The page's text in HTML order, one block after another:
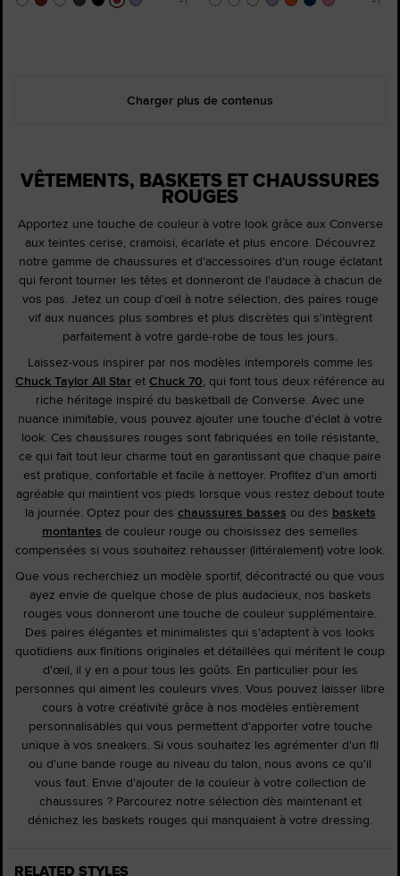
Charger plus de contenus
VÊTEMENTS, BASKETS ET CHAUSSURES
ROUGES
Apportez une touche de couleur à votre look grâce aux Converse
aux teintes cerise, cramoisi, écarlate et plus encore. Découvrez
notre gamme de chaussures et d'accessoires d'un rouge éclatant
qui feront tourner les têtes et donneront de l'audace à chacun de
vos pas. Jetez un coup d'œil à notre sélection, des paires rouge
vif aux nuances plus sombres et plus discrètes qui s'intègrent
parfaitement à votre garde-robe de tous les jours.
Laissez-vous inspirer par nos modèles intemporels comme les
Chuck Taylor All Star et Chuck 70, qui font tous deux référence au
riche héritage inspiré du basketball de Converse. Avec une
nuance inimitable, vous pouvez ajouter une touche d'éclat à votre
look. Ces chaussures rouges sont fabriquées en toile résistante,
ce qui fait tout leur charme tout en garantissant que chaque paire
est pratique, confortable et facile à nettoyer. Profitez d'un amorti
agréable qui maintient vos pieds lorsque vous restez debout toute
la journée. Optez pour des chaussures basses ou des baskets
montantes de couleur rouge ou choisissez des semelles
compensées si vous souhaitez rehausser (littéralement) votre look.
Que vous recherchiez un modèle sportif, décontracté ou que vous
ayez envie de quelque chose de plus audacieux, nos baskets
rouges vous donneront une touche de couleur supplémentaire.
Des paires élégantes et minimalistes qui s'adaptent à vos looks
quotidiens aux finitions originales et détaillées qui méritent le coup
d'œil, il y en a pour tous les goûts. En particulier pour les
personnes qui aiment les couleurs vives. Vous pouvez laisser libre
cours à votre créativité grâce à nos modèles entièrement
personnalisables qui vous permettent d'apporter votre touche
unique à vos sneakers. Si vous souhaitez les agrémenter d'un fil
ou d'une bande rouge au niveau du talon, nous avons ce qu'il
vous faut. Envie d'ajouter de la couleur à votre collection de
chaussures ? Parcourez notre sélection dès maintenant et
dénichez les baskets rouges qui manquaient à votre dressing.
RELATED STYLES